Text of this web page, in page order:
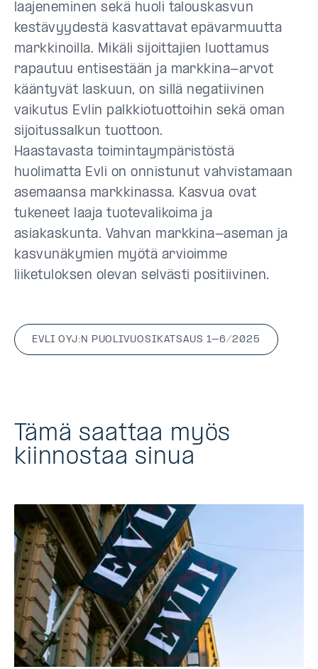
laajeneminen sekä huoli talouskasvun
kestävyydestä kasvattavat epävarmuutta
markkinoilla. Mikäli sijoittajien luottamus
rapautuu entisestään ja markkina-arvot
kääntyvät laskuun, on sillä negatiivinen
vaikutus Evlin palkkiotuottoihin sekä oman
sijoitussalkun tuottoon.
Haastavasta toimintaympäristöstä
huolimatta Evli on onnistunut vahvistamaan
asemaansa markkinassa. Kasvua ovat
tukeneet laaja tuotevalikoima ja
asiakaskunta. Vahvan markkina-aseman ja
kasvunäkymien myötä arvioimme
liiketuloksen olevan selvästi positiivinen.
EVLI OYJ:N PUOLIVUOSIKATSAUS 1–6/2025
Tämä saattaa myös
kiinnostaa sinua